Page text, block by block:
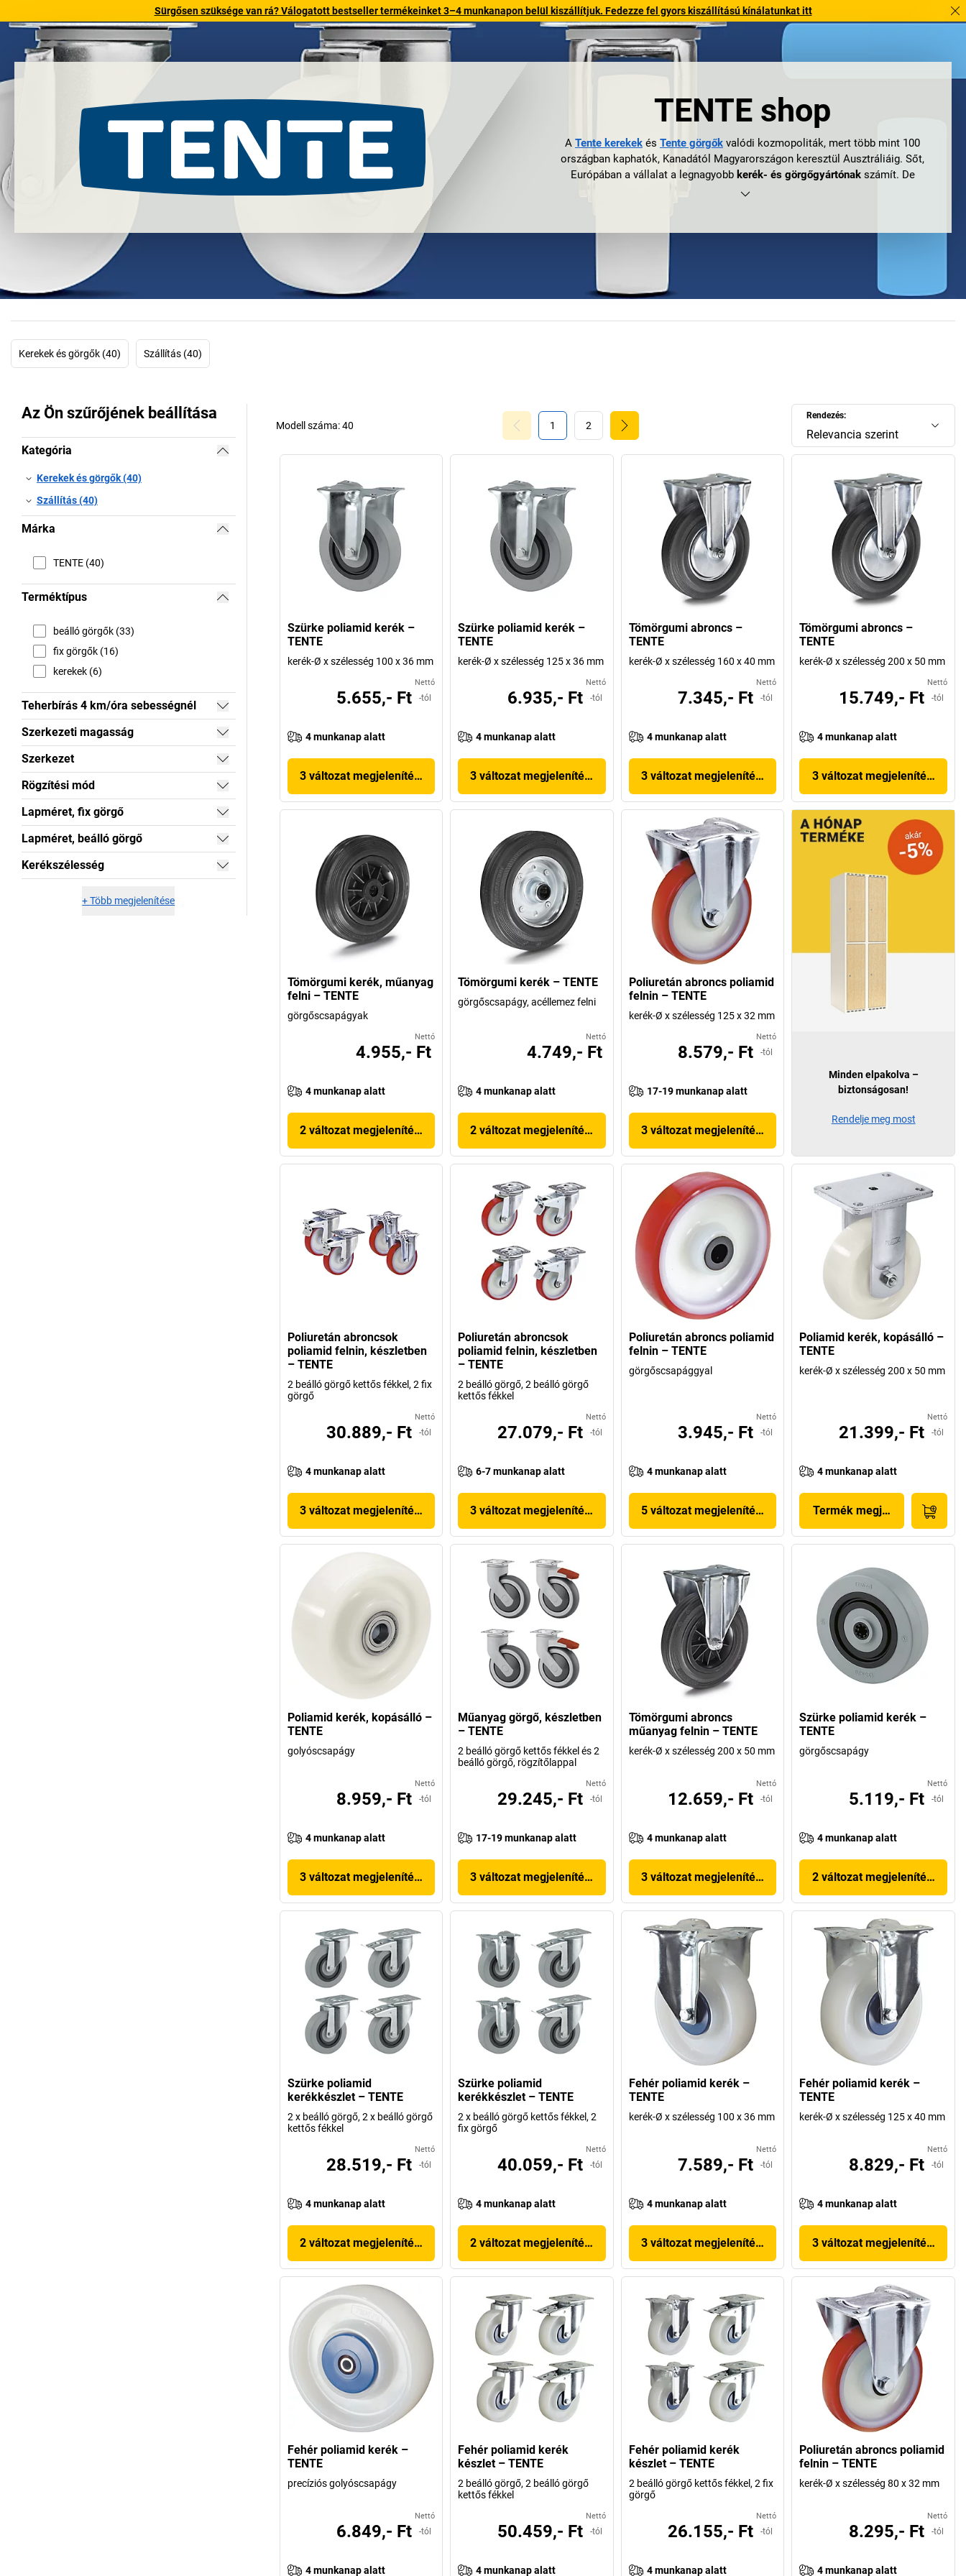
Sürgősen szüksége van rá? Válogatott bestseller termékeinket 3–4 munkanapon belül kiszállítjuk. Fedezze fel gyors kiszállítású kínálatunkat itt
TENTE shop
A Tente kerekek és Tente görgők valódi kozmopoliták, mert több mint 100
országban kaphatók, Kanadától Magyarországon keresztül Ausztráliáig. Sőt,
Európában a vállalat a legnagyobb kerék- és görgőgyártónakszámít. De
hogyan jutottak el a nyugalmas Bergisches Land (bergi) vidéken lévő
Wermelskirchen Tente elnevezésű városrészéről nevezte el. És a nagy levegő,
akkoriban tehergörgők és egyéb görgők forgalmazásaként indult, az
vállalatává fejlődött. A Tente először egészen egyszerűen a saját garázsában
évek közepére megtették az első lépéseket a nemzetközivé válás irányába.
1968-ban gyártottak először 10 millió db görgőt, 1970-ben pedig létrejött a
Tente-nél Európa első, számítógép által vezérelt, magas állványos raktára. A
következő években a Tente a számos felvásárlásnak és átvételnek
Egyúttal megőrizte a családi vállalat klasszikus értékeit is, amelyek: a
teljesítmény, a megbízhatóság, a precízió és ügyfélközeliség, de egyben a
hagyomány és innováció is.
Ezért biztosak vagyunk abban, hogy a Tente görgő shopunkkal
elégedett lesz,
és pont azt fogja megtalálni, amire szüksége van. Teljesen mindegy, hogy
zajcsökkentővagyközpontilag rögzíthető görgőkről, bútorokhoz
emelőkocsikhoz
vagyiparhoz való görgőkról
van-e szó. Ha egy vállalat tudja,
mire van szükség, akkor az csak a Tente lehet!
Kerekek és görgők (40) Szállítás (40)
Az Ön szűrőjének beállítása
Kategória
Kerekek és görgők (40)
Szállítás (40)
Márka
TENTE (40)
Terméktípus
beálló görgők (33)
fix görgők (16)
kerekek (6)
Teherbírás 4 km/óra sebességnél
Szerkezeti magasság
Szerkezet
Rögzítési mód
Lapméret, fix görgő
Lapméret, beálló görgő
Kerékszélesség
+Több megjelenítése
Rendezés:
Relevancia szerint
1 2
Modell száma:40
Szürke poliamid kerék –
TENTE
kerék-Ø x szélesség 100 x 36 mm
Nettó
5.655,- Ft -tól
4 munkanap alatt
3 változat megjelenítése
Szürke poliamid kerék –
TENTE
kerék-Ø x szélesség 125 x 36 mm
Nettó
6.935,- Ft -tól
4 munkanap alatt
3 változat megjelenítése
Tömörgumi abroncs –
TENTE
kerék-Ø x szélesség 160 x 40 mm
Nettó
7.345,- Ft -tól
4 munkanap alatt
3 változat megjelenítése
Tömörgumi abroncs –
TENTE
kerék-Ø x szélesség 200 x 50 mm
Nettó
15.749,- Ft -tól
4 munkanap alatt
3 változat megjelenítése
Tömörgumi kerék, műanyag
felni – TENTE
görgőscsapágyak
Nettó
4.955,- Ft
4 munkanap alatt
2 változat megjelenítése
Tömörgumi kerék – TENTE
görgőscsapágy, acéllemez felni
Nettó
4.749,- Ft
4 munkanap alatt
2 változat megjelenítése
Poliuretán abroncs poliamid
felnin – TENTE
kerék-Ø x szélesség 125 x 32 mm
Nettó
8.579,- Ft -tól
17-19 munkanap alatt
3 változat megjelenítése
Poliuretán abroncsok
poliamid felnin, készletben
– TENTE
2 beálló görgő kettős fékkel, 2 fix
görgő
Nettó
30.889,- Ft -tól
4 munkanap alatt
3 változat megjelenítése
Poliuretán abroncsok
poliamid felnin, készletben
– TENTE
2 beálló görgő, 2 beálló görgő
kettős fékkel
Nettó
27.079,- Ft -tól
6-7 munkanap alatt
3 változat megjelenítése
Poliuretán abroncs poliamid
felnin – TENTE
görgőscsapággyal
Nettó
3.945,- Ft -tól
4 munkanap alatt
5 változat megjelenítése
Poliamid kerék, kopásálló –
TENTE
kerék-Ø x szélesség 200 x 50 mm
Nettó
21.399,- Ft -tól
4 munkanap alatt
Termék megjelenítése
Poliamid kerék, kopásálló –
TENTE
golyóscsapágy
Nettó
8.959,- Ft -tól
4 munkanap alatt
3 változat megjelenítése
Műanyag görgő, készletben
– TENTE
2 beálló görgő kettős fékkel és 2
beálló görgő, rögzítőlappal
Nettó
29.245,- Ft -tól
17-19 munkanap alatt
3 változat megjelenítése
Tömörgumi abroncs
műanyag felnin – TENTE
kerék-Ø x szélesség 200 x 50 mm
Nettó
12.659,- Ft -tól
4 munkanap alatt
3 változat megjelenítése
Szürke poliamid kerék –
TENTE
görgőscsapágy
Nettó
5.119,- Ft -tól
4 munkanap alatt
2 változat megjelenítése
Szürke poliamid
kerékkészlet – TENTE
2 x beálló görgő, 2 x beálló görgő
kettős fékkel
Nettó
28.519,- Ft -tól
4 munkanap alatt
2 változat megjelenítése
Szürke poliamid
kerékkészlet – TENTE
2 x beálló görgő kettős fékkel, 2
fix görgő
Nettó
40.059,- Ft -tól
4 munkanap alatt
2 változat megjelenítése
Fehér poliamid kerék –
TENTE
kerék-Ø x szélesség 100 x 36 mm
Nettó
7.589,- Ft -tól
4 munkanap alatt
3 változat megjelenítése
Fehér poliamid kerék –
TENTE
kerék-Ø x szélesség 125 x 40 mm
Nettó
8.829,- Ft -tól
4 munkanap alatt
3 változat megjelenítése
Fehér poliamid kerék –
TENTE
precíziós golyóscsapágy
Nettó
6.849,- Ft -tól
4 munkanap alatt
Fehér poliamid kerék
készlet – TENTE
2 beálló görgő, 2 beálló görgő
kettős fékkel
Nettó
50.459,- Ft -tól
4 munkanap alatt
Fehér poliamid kerék
készlet – TENTE
2 beálló görgő kettős fékkel, 2 fix
görgő
Nettó
26.155,- Ft -tól
4 munkanap alatt
Poliuretán abroncs poliamid
felnin – TENTE
kerék-Ø x szélesség 80 x 32 mm
Nettó
8.295,- Ft -tól
4 munkanap alatt
Minden elpakolva –
biztonságosan!
Rendelje meg most